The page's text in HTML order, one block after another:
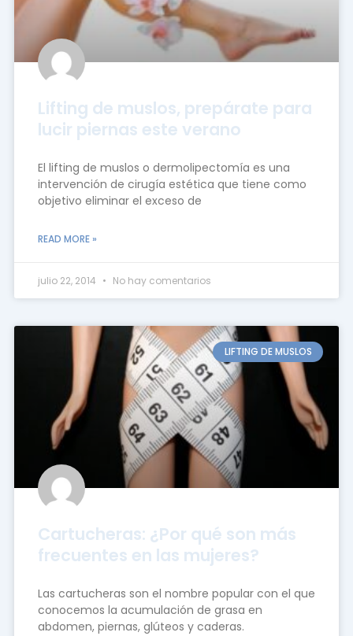
Lifting de muslos, prepárate para
lucir piernas este verano
El lifting de muslos o dermolipectomía es una
intervención de cirugía estética que tiene como
objetivo eliminar el exceso de
READ MORE »
julio 22, 2014 No hay comentarios
LIFTING DE MUSLOS
Cartucheras: ¿Por qué son más
frecuentes en las mujeres?
Las cartucheras son el nombre popular con el que
conocemos la acumulación de grasa en
abdomen, piernas, glúteos y caderas.